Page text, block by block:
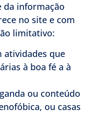
da informação
no site e com
limitativo:
atividades que
à boa fé a à
ou conteúdo
ou casas